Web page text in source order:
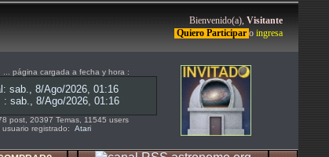
Bienvenido(a), Visitante
Quiero Participar o ingresa
... página cargada a fecha y hora :
post, 20397 Temas, 11545 users
usuario registrado: Atari